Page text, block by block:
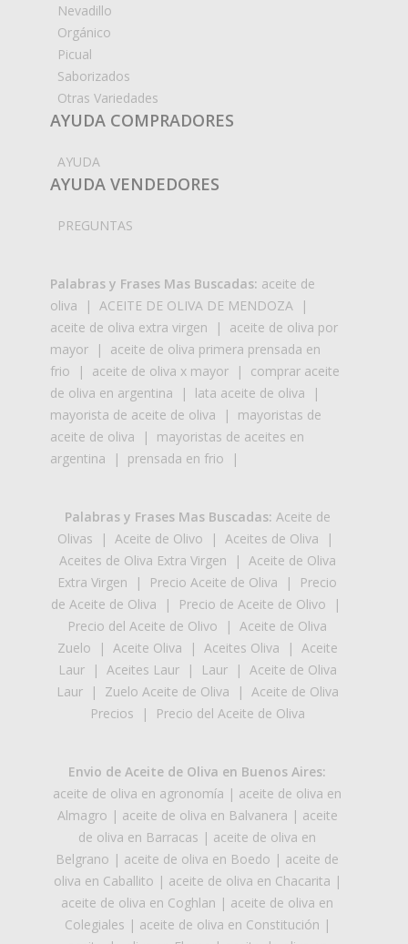
Nevadillo
Orgánico
Picual
Saborizados
Otras Variedades
AYUDA COMPRADORES
AYUDA
AYUDA VENDEDORES
PREGUNTAS
Palabras y Frases Mas Buscadas: aceite de
oliva | ACEITE DE OLIVA DE MENDOZA |
aceite de oliva extra virgen | aceite de oliva por
mayor | aceite de oliva primera prensada en
frio | aceite de oliva x mayor | comprar aceite
de oliva en argentina | lata aceite de oliva |
mayorista de aceite de oliva | mayoristas de
aceite de oliva | mayoristas de aceites en
argentina | prensada en frio |
Palabras y Frases Mas Buscadas: Aceite de
Olivas | Aceite de Olivo | Aceites de Oliva |
Aceites de Oliva Extra Virgen | Aceite de Oliva
Extra Virgen | Precio Aceite de Oliva |
Precio
de Aceite de Oliva | Precio de Aceite de Olivo |
Precio del Aceite de Olivo | Aceite de Oliva
Zuelo | Aceite Oliva | Aceites Oliva | Aceite
Laur| Aceites Laur| Laur| Aceite de Oliva
Laur| Zuelo Aceite de Oliva | Aceite de Oliva
Precios | Precio del Aceite de Oliva
Envio de Aceite de Oliva en Buenos Aires:
aceite de oliva en agronomía | aceite de oliva en
Almagro | aceite de oliva en Balvanera | aceite
de oliva en Barracas | aceite de oliva en
Belgrano | aceite de oliva en Boedo | aceite de
oliva en Caballito | aceite de oliva en Chacarita |
aceite de oliva en Coghlan | aceite de oliva en
Colegiales | aceite de oliva en Constitución |